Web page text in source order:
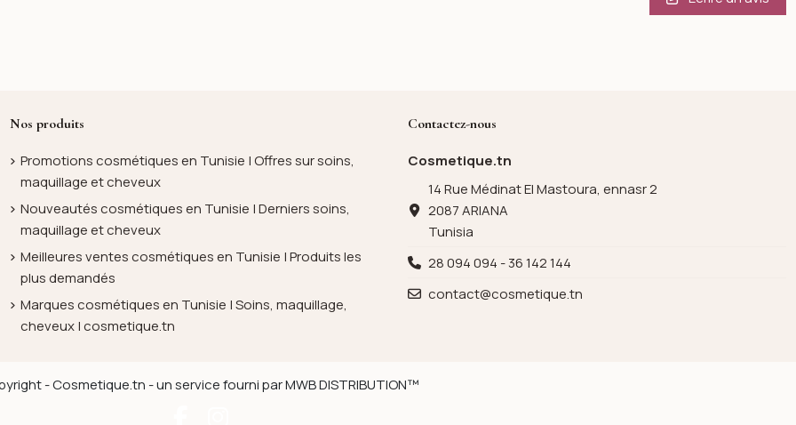
Nos produits
Promotions cosmétiques en Tunisie | Offres sur soins,
maquillage et cheveux
Nouveautés cosmétiques en Tunisie | Derniers soins,
maquillage et cheveux
Meilleures ventes cosmétiques en Tunisie | Produits les
plus demandés
Marques cosmétiques en Tunisie | Soins, maquillage,
cheveux | cosmetique.tn
Contactez-nous
Cosmetique.tn
14 Rue Médinat El Mastoura, ennasr 2
2087 ARIANA
Tunisia
28 094 094 - 36 142 144
contact@cosmetique.tn
- Cosmetique.tn - un service fourni par MWB DISTRIBUTION™